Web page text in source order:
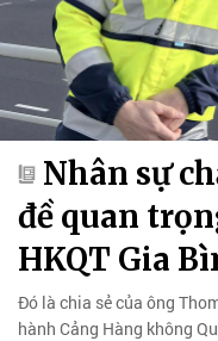
Nhân sự
đề quan
HKQT Gia
Đó là chia sẻ của ông
hành Cảng Hàng không